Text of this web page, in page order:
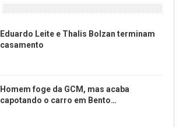
Eduardo Leite e Thalis Bolzan terminam
casamento
Homem foge da GCM, mas acaba
capotando o carro em Bento…